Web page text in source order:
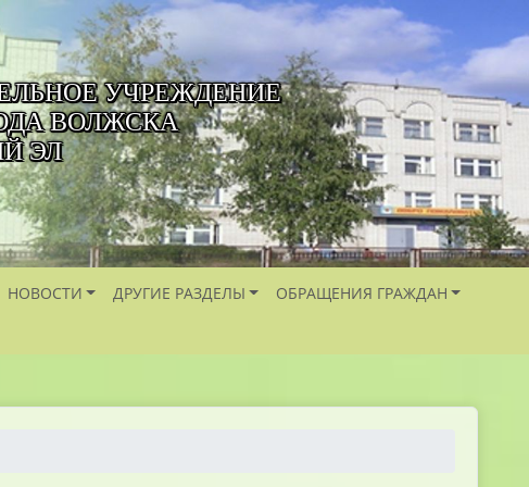
УЧРЕЖДЕНИЕ
ВОЛЖСКА
ЭЛ
НОВОСТИ ДРУГИЕ РАЗДЕЛЫ
ОБРАЩЕНИЯ ГРАЖДАН